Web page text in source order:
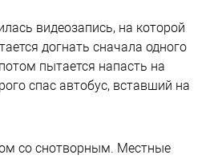
видеозапись, на которой
догнать сначала одного
пытается напасть на
спас автобус, вставший на
со снотворным. Местные